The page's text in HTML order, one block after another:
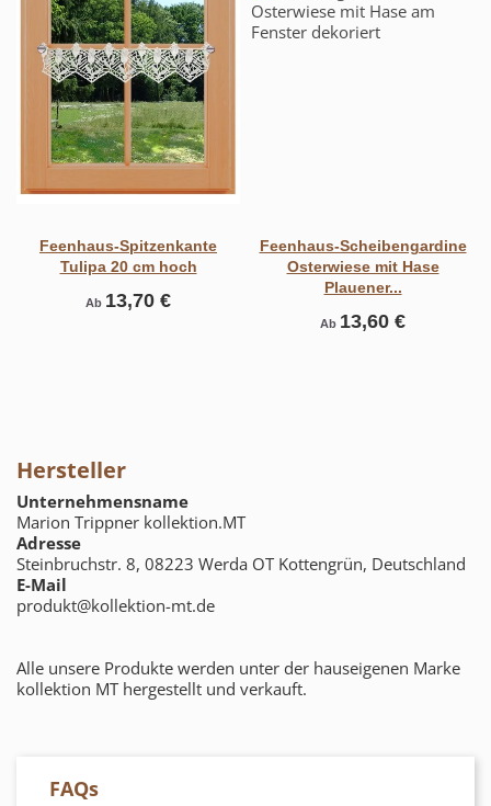
Feenhaus-Spitzenkante
Tulipa 20 cm hoch
Ab 13,70 €
Feenhaus-Scheibengardine
Osterwiese mit Hase
Plauener...
Ab 13,60 €
Hersteller
Unternehmensname
Marion Trippner kollektion.MT
Adresse
Steinbruchstr. 8, 08223 Werda OT Kottengrün, Deutschland
E-Mail
produkt@kollektion-mt.de
Alle unsere Produkte werden unter der hauseigenen Marke
kollektion MT hergestellt und verkauft.
FAQs